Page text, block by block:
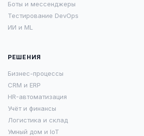
Боты и мессенджеры
Тестирование DevOps
ИИ и ML
РЕШЕНИЯ
Бизнес-процессы
CRM и ERP
HR-автоматизация
Учёт и финансы
Логистика и склад
Умный дом и IoT